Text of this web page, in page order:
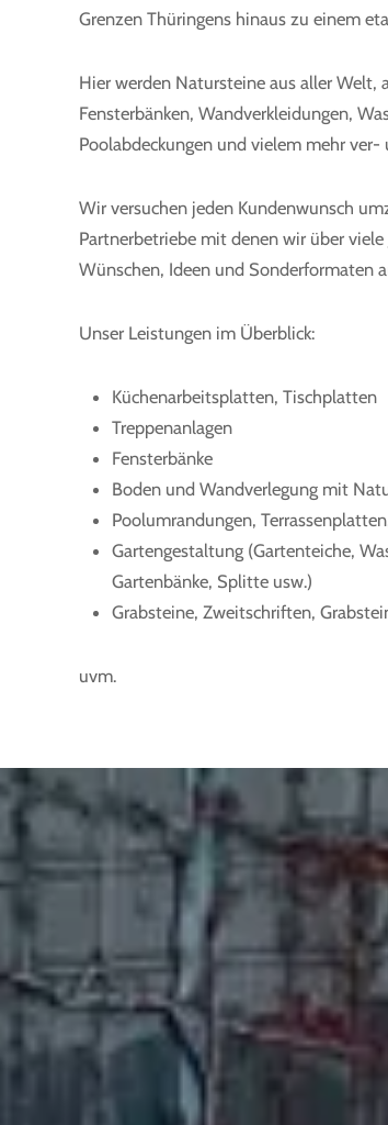
Grenzen Thüringens hinaus zu einem
Hier werden Natursteine aus aller Welt,
Fensterbänken, Wandverkleidungen,
Poolabdeckungen und vielem mehr ver-
Wir versuchen jeden Kundenwunsch
Partnerbetriebe mit denen wir über
Wünschen, Ideen und Sonderformaten
Unser Leistungen im Überblick:
Küchenarbeitsplatten, Tischplatten
Treppenanlagen
Fensterbänke
Boden und Wandverlegung mit
Poolumrandungen,
Gartengestaltung (Gartenteiche,
Gartenbänke, Splitte usw.)
Grabsteine, Zweitschriften,
uvm.